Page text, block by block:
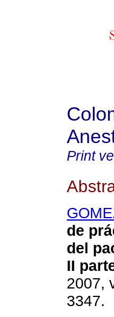
Print
de
del
II
2007,
3347.